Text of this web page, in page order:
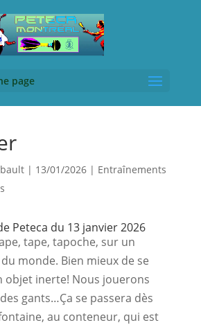
page
| 13/01/2026| Entraînements
Peteca du 13 janvier 2026
tape, tapoche, sur un
monde. Bien mieux de se
objet inerte! Nous jouerons
gants…Ça se passera dès
au conteneur, qui est